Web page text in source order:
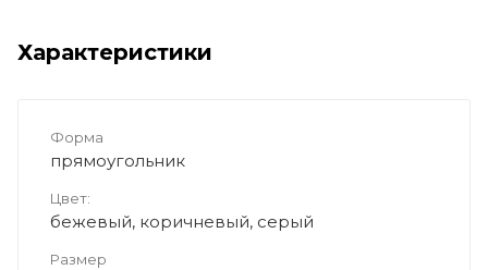
Характеристики
Форма
прямоугольник
Цвет:
бежевый, коричневый, серый
Размер